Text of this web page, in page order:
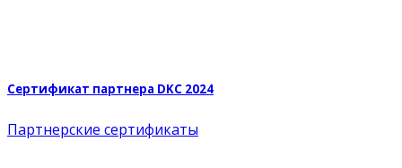
Сертификат партнера DKC 2024
Партнерские сертификаты